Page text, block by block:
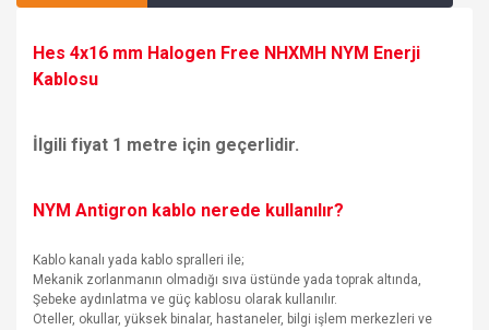
Hes 4x16 mm Halogen Free NHXMH NYM Enerji
Kablosu
İlgili fiyat 1 metre için geçerlidir.
NYM Antigron kablo nerede kullanılır?
Kablo kanalı yada kablo spralleri ile;
Mekanik zorlanmanın olmadığı sıva üstünde yada toprak altında,
Şebeke aydınlatma ve güç kablosu olarak kullanılır.
Oteller, okullar, yüksek binalar, hastaneler, bilgi işlem merkezleri ve